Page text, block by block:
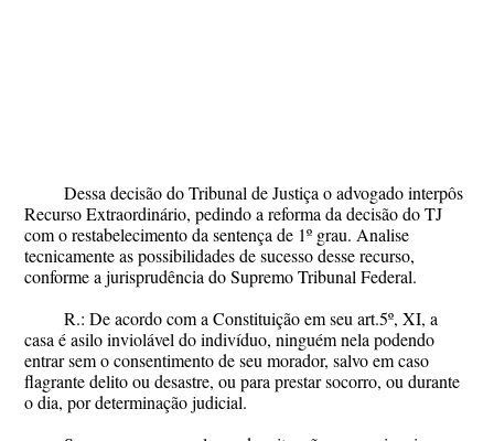
Dessa decisão do Tribunal de Justiça o advogado interpôs
Recurso Extraordinário, pedindo a reforma da decisão do TJ
com o restabelecimento da sentença de 1º grau. Analise
tecnicamente as possibilidades de sucesso desse recurso,
conforme a jurisprudência do Supremo Tribunal Federal.
R.: De acordo com a Constituição em seu art.5º, XI, a
casa é asilo inviolável do indivíduo, ninguém nela podendo
entrar sem o consentimento de seu morador, salvo em caso
flagrante delito ou desastre, ou para prestar socorro, ou durante
o dia, por determinação judicial.